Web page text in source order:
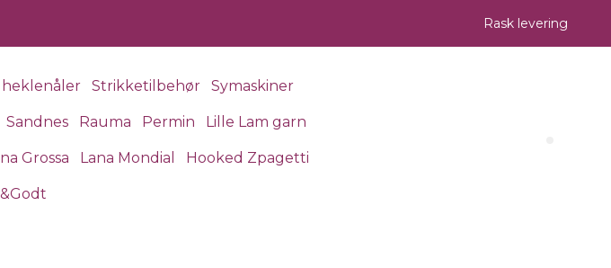
Rask levering
Strikketilbehør Symaskiner
Sandnes Rauma Permin Lille Lam garn
Grossa Lana Mondial Hooked Zpagetti